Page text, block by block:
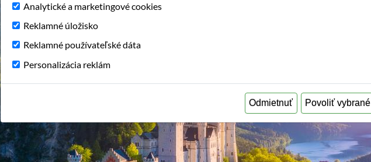
Analytické a marketingové cookies
Reklamné úložisko
Reklamné používateľské dáta
Personalizácia reklám
Povoliť vybrané
Odmietnuť